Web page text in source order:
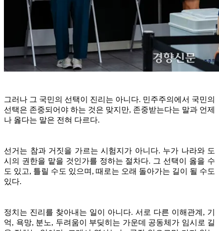
그러나 그 국민의 선택이 진리는 아니다. 민주주의에서 국민의
선택은 존중되어야 하는 것은 맞지만, 존중받는다는 말과 언제
나 옳다는 말은 전혀 다르다.
선거는 참과 거짓을 가르는 시험지가 아니다. 누가 나라와 도
시의 권한을 맡을 것인가를 정하는 절차다. 그 선택이 옳을 수
도 있고, 틀릴 수도 있으며, 때로는 오래 돌아가는 길이 될 수도
있다.
정치는 진리를 찾아내는 일이 아니다. 서로 다른 이해관계, 기
억, 욕망, 분노, 두려움이 부딪히는 가운데 공동체가 임시로 길